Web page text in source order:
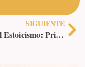
SIGUIENTE
Qué es el Estoicismo: Principios, Origen, Herramientas, Referentes, Libros…